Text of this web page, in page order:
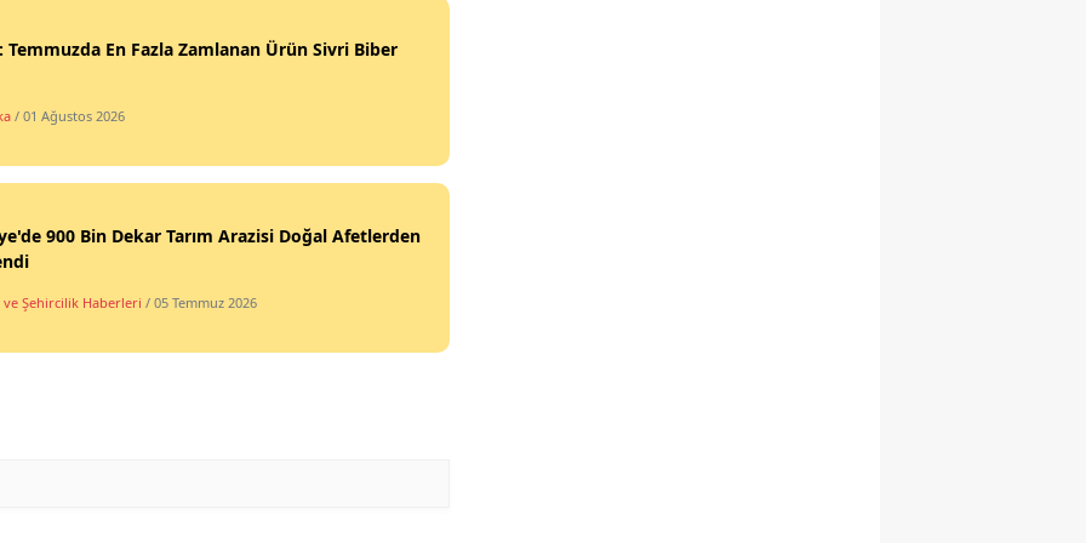
Temmuzda En Fazla Zamlanan Ürün Sivri Biber
/ 01 Ağustos 2026
900 Bin Dekar Tarım Arazisi Doğal Afetlerden
ve Şehircilik Haberleri / 05 Temmuz 2026